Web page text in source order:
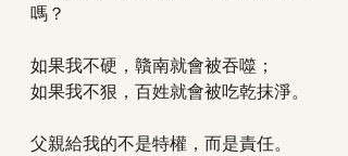
嗎？
如果我不硬，贛南就會被吞噬；
如果我不狠，百姓就會被吃乾抹淨。
父親給我的不是特權，而是責任。